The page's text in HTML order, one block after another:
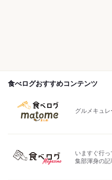
食べログおすすめコンテンツ
グルメキュ
いますぐ行
集部渾身の記